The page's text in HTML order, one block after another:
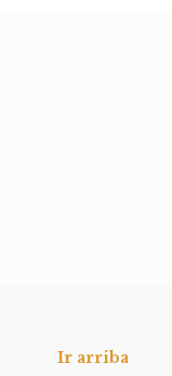
Ir arriba